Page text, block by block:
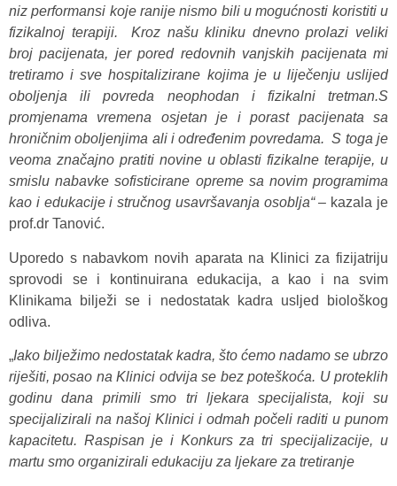
niz performansi koje ranije nismo bili u mogućnosti koristiti u
fizikalnoj terapiji. Kroz našu kliniku dnevno prolazi veliki
broj pacijenata, jer pored redovnih vanjskih pacijenata mi
tretiramo i sve hospitalizirane kojima je u liječenju uslijed
oboljenja ili povreda neophodan i fizikalni tretman.S
promjenama vremena osjetan je i porast pacijenata sa
hroničnim oboljenjima ali i određenim povredama. S toga je
veoma značajno pratiti novine u oblasti fizikalne terapije, u
smislu nabavke sofisticirane opreme sa novim programima
kao i edukacije i stručnog usavršavanja osoblja“ – kazala je
prof.dr Tanović.
Uporedo s nabavkom novih aparata na Klinici za fizijatriju
sprovodi se i kontinuirana edukacija, a kao i na svim
Klinikama bilježi se i nedostatak kadra usljed biološkog
odliva.
„Iako bilježimo nedostatak kadra, što ćemo nadamo se ubrzo
riješiti, posao na Klinici odvija se bez poteškoća. U proteklih
godinu dana primili smo tri ljekara specijalista, koji su
specijalizirali na našoj Klinici i odmah počeli raditi u punom
kapacitetu. Raspisan je i Konkurs za tri specijalizacije, u
martu smo organizirali edukaciju za ljekare za tretiranje